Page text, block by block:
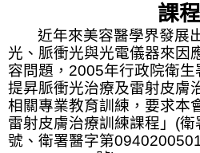
課程
近年來美容醫學界發展
光、脈衝光與光電儀器來因
容問題， 2005年行政院衛生
提昇脈衝光治療及雷射皮膚
相關專業教育訓練，要求本
雷射皮膚治療訓練課程」 (衛
號、衛署醫字第